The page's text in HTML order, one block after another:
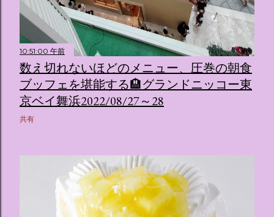
10:51:00 午前
数え切れないほどのメニュー、圧巻の朝食
ブッフェを堪能する🏨グランドニッコー東
京ベイ舞浜2022/08/27～28
共有